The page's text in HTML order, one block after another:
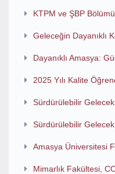
KTPM ve ŞBP
Geleceğin Dayanıklı
Dayanıklı Amasya:
2025 Yılı Kalite
Sürdürülebilir Gelecek
Sürdürülebilir Gelecek
Amasya Üniversitesi
Mimarlık Fakültesi,